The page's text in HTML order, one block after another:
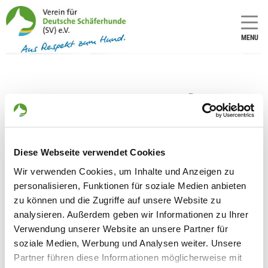
Diese Webseite verwendet Cookies
Wir verwenden Cookies, um Inhalte und Anzeigen zu
personalisieren, Funktionen für soziale Medien anbieten
zu können und die Zugriffe auf unsere Website zu
analysieren. Außerdem geben wir Informationen zu Ihrer
Verwendung unserer Website an unsere Partner für
soziale Medien, Werbung und Analysen weiter. Unsere
Partner führen diese Informationen möglicherweise mit
MENU
OG - Stuttgart-Nord e.V.
(only for
in
Germany):
1553
group (only
applicants
in
Germany):
13
Information about the local group
Contact: